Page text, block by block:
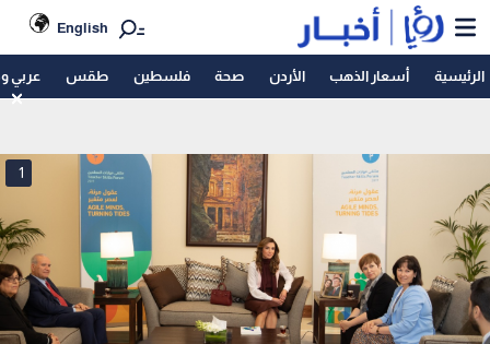
English
الرئيسية أسعار الذهب الأردن صحة فلسطين طقس عربي
1